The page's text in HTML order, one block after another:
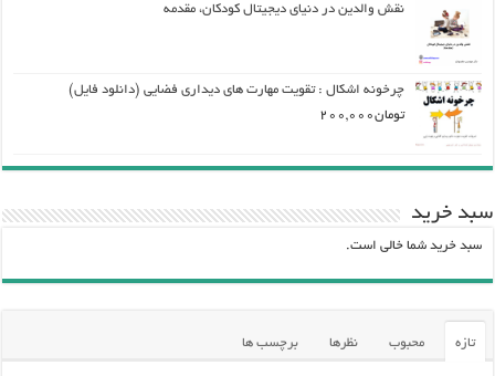
نقش والدین در دنیای دیجیتال کودکان، مقدمه
چرخونه اشکال : تقویت مهارت های دیداری فضایی (دانلود فایل)
تومان200,000
سبد خرید
سبد خرید شما خالی است.
تازه محبوب نظرها برچسب ها